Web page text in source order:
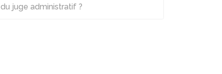
du juge administratif ?